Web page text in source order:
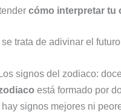
cómo interpretar tu
se trata de adivinar el
signos del zodiaco:
está formado por
hay signos mejores ni